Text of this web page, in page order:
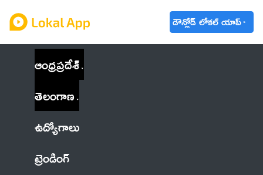
డౌన్లోడ్ లోకల్ యాప్
ఆంధ్రప్రదేశ్
తెలంగాణ
ఉద్యోగాలు
ట్రెండింగ్